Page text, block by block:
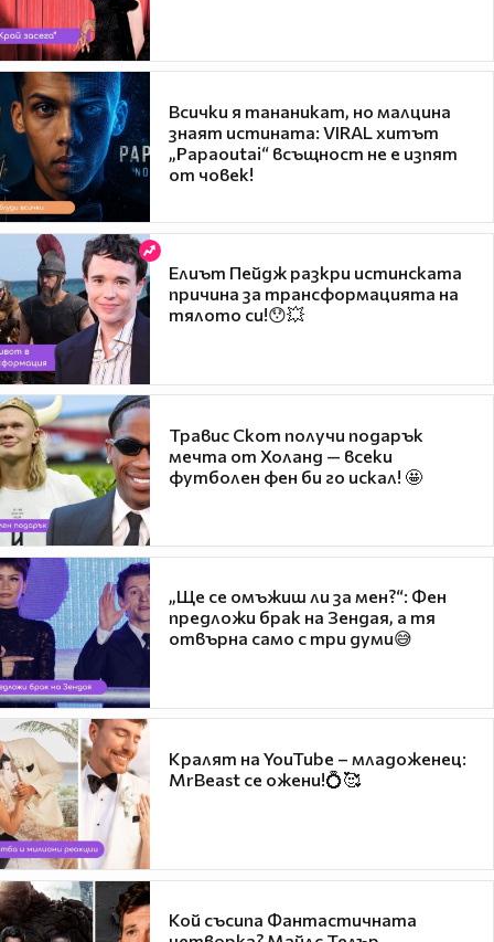
Всички я тананикат, но малцина
знаят истината: VIRAL хитът
„Papaoutai“ всъщност не е изпят
от човек!
Елиът Пейдж разкри истинската
причина за трансформацията на
тялото си!😯💥
Травис Скот получи подарък
мечта от Холанд — всеки
футболен фен би го искал! 🤩
„Ще се омъжиш ли за мен?“: Фен
предложи брак на Зендая, а тя
отвърна само с три думи😅
Кралят на YouTube – младоженец:
MrBeast се ожени!💍🥰
Кой съсипа Фантастичната